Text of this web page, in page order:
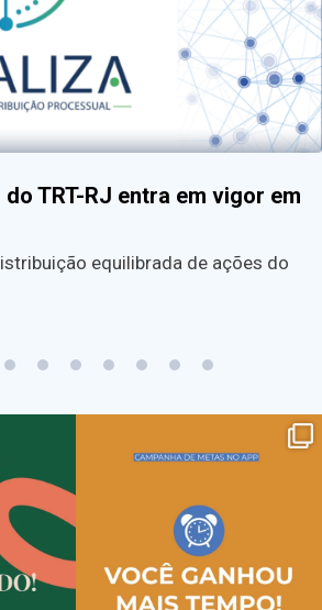
TRT-RJ entra em vigor em
equilibrada de ações do